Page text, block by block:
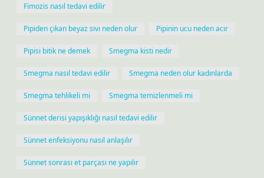
Fimozis nasıl tedavi edilir
Pipiden çıkan beyaz sıvı neden olur Pipinin ucu neden acır
Pipisi bitik ne demek Smegma kisti nedir
Smegma nasıl tedavi edilir Smegma neden olur kadınlarda
Smegma tehlikeli mi Smegma temizlenmeli mi
Sünnet derisi yapışıklığı nasıl tedavi edilir
Sünnet enfeksiyonu nasıl anlaşılır
Sünnet sonrası et parçası ne yapılır